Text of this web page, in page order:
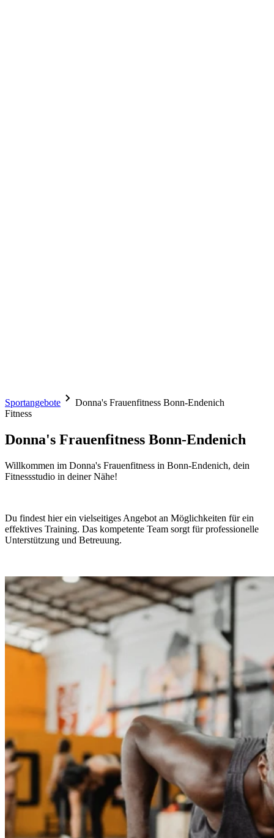
Sportangebote
Donna's Frauenfitness Bonn-Endenich
Fitness
Donna's Frauenfitness Bonn-Endenich
Willkommen im Donna's Frauenfitness in Bonn-Endenich, dein
Fitnessstudio in deiner Nähe!
Du findest hier ein vielseitiges Angebot an Möglichkeiten für ein
effektives Training. Das kompetente Team sorgt für professionelle
Unterstützung und Betreuung.